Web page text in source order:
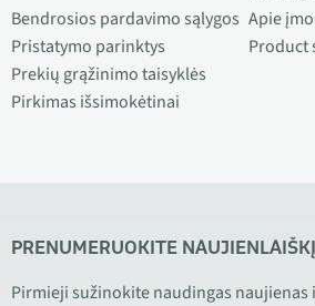
Bendrosios pardavimo sąlygos
Pristatymo parinktys
Prekių grąžinimo taisyklės
Pirkimas išsimokėtinai
Apie
Product
PRENUMERUOKITE NAUJIENLAIŠKĮ
Pirmieji sužinokite naudingas naujienas